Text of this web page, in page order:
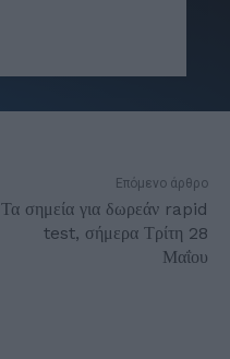
Επόμενο άρθρο
Τα σημεία για δωρεάν rapid
test, σήμερα Τρίτη 28
Μαΐου